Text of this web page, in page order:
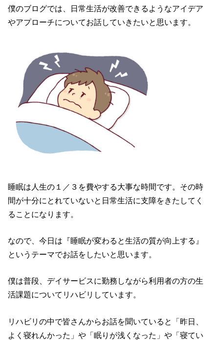
僕のブログでは、日常生活が改善できるようなアイデア
やアプローチについてお話していきたいと思います。
睡眠は人生の１／３を費やする大事な時間です。その時
間が十分にとれていないと日常生活に支障をきたしてく
ることになります。
なので、今日は『睡眠が変わると生活の質が向上する』
というテーマでお話をしたいと思います。
僕は普段、デイサービスに勤務しながら利用者の方の生
活課題についてリハビリしています。
リハビリの中で皆さんからお話を聞いていると「昨日、
よく寝れんかった」や「眠りが浅くなった」や「寝てい